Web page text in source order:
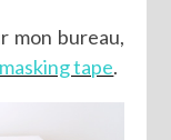
mon bureau,
tape.